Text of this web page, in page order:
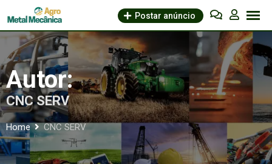
to
content
Postar anúncio
Autor:
CNC SERV
Home CNC SERV